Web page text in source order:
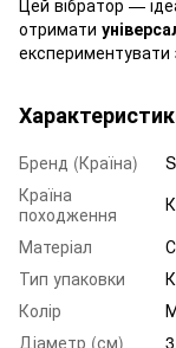
Цей вібратор —
отримати
експериментувати
Бренд (Країна)
Країна
походження
Матеріал
Тип упаковки
Колір
Діаметр (см)